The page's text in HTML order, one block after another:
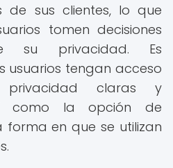
de sus clientes, lo que
tomen decisiones
su privacidad. Es
usuarios tengan acceso
claras y
como la opción de
en que se utilizan